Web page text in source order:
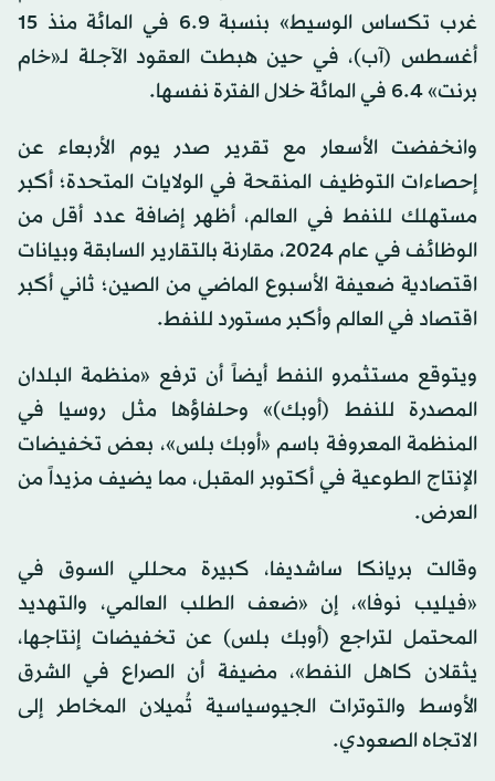
غرب تكساس الوسيط» بنسبة 6.9 في المائة منذ 15
أغسطس (آب)، في حين هبطت العقود الآجلة لـ«خام
برنت» 6.4 في المائة خلال الفترة نفسها.
وانخفضت الأسعار مع تقرير صدر يوم الأربعاء عن
إحصاءات التوظيف المنقحة في الولايات المتحدة؛ أكبر
مستهلك للنفط في العالم، أظهر إضافة عدد أقل من
الوظائف في عام 2024، مقارنة بالتقارير السابقة وبيانات
اقتصادية ضعيفة الأسبوع الماضي من الصين؛ ثاني أكبر
اقتصاد في العالم وأكبر مستورد للنفط.
ويتوقع مستثمرو النفط أيضاً أن ترفع «منظمة البلدان
المصدرة للنفط (أوبك)» وحلفاؤها مثل روسيا في
المنظمة المعروفة باسم «أوبك بلس»، بعض تخفيضات
الإنتاج الطوعية في أكتوبر المقبل، مما يضيف مزيداً من
العرض.
وقالت بريانكا ساشديفا، كبيرة محللي السوق في
«فيليب نوفا»، إن «ضعف الطلب العالمي، والتهديد
المحتمل لتراجع (أوبك بلس) عن تخفيضات إنتاجها،
يثقلان كاهل النفط»، مضيفة أن الصراع في الشرق
الأوسط والتوترات الجيوسياسية تُميلان المخاطر إلى
الاتجاه الصعودي.